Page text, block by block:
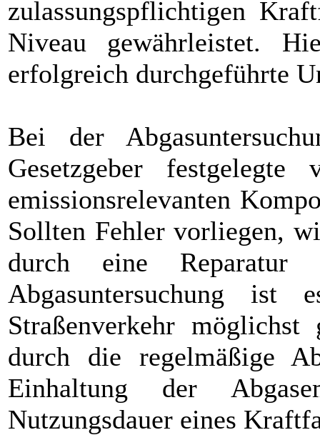
zulassungspflichtigen
Niveau gewährleistet.
erfolgreich durchgeführte
Bei der
Gesetzgeber festgelegte
emissionsrelevanten
Sollten Fehler vorliegen,
durch eine
Abgasuntersuchung
Straßenverkehr
durch die regelmäßige
Einhaltung der
Nutzungsdauer eines